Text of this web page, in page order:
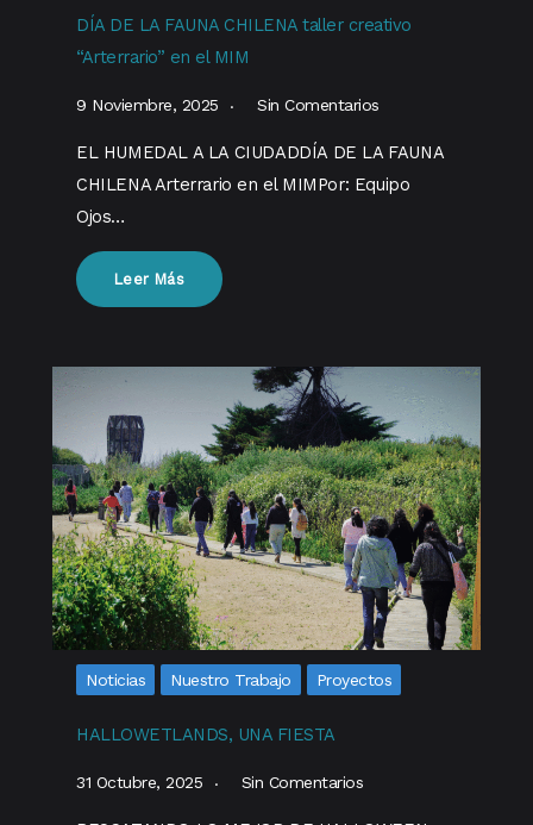
DÍA DE LA FAUNA CHILENA taller creativo
“Arterrario” en el MIM
9 Noviembre, 2025 Sin Comentarios
EL HUMEDAL A LA CIUDADDÍA DE LA FAUNA
CHILENA Arterrario en el MIMPor: Equipo
Ojos…
Leer Más
Noticias Nuestro Trabajo Proyectos
HALLOWETLANDS, UNA FIESTA
31 Octubre, 2025 Sin Comentarios